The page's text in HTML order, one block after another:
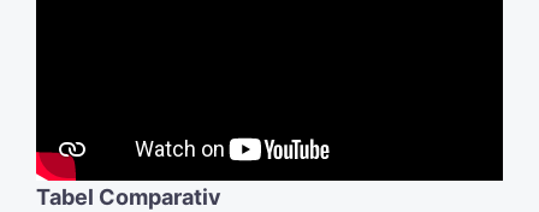
Tabel Comparativ